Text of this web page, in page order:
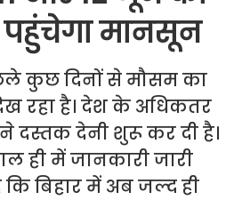
पहुंचेगा मानसून
कुछ दिनों से मौसम का
रहा है। देश के अधिकतर
दस्तक देनी शुरू कर दी है।
ही में जानकारी जारी
बिहार में अब जल्द ही